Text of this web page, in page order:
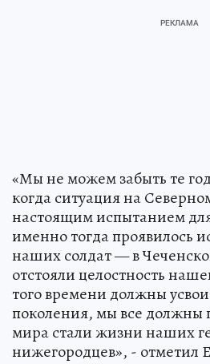
«Мы не можем забыть те
когда ситуация на
настоящим испытанием
именно тогда проявилось
наших солдат — в
отстояли целостность
того времени должны
поколения, мы все должны
мира стали жизни наших
нижегородцев», - отметил